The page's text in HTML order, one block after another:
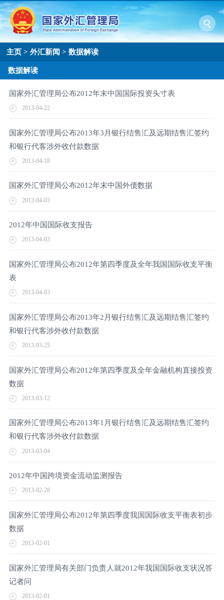
主页 >外汇新闻 >数据解读
数据解读
国家外汇管理局公布2012年末中国国际投资头寸表
2013-04-22
国家外汇管理局公布2013年3月银行结售汇及远期结售汇签约
和银行代客涉外收付款数据
2013-04-18
国家外汇管理局公布2012年末中国外债数据
2013-04-03
2012年中国国际收支报告
2013-04-03
国家外汇管理局公布2012年第四季度及全年我国国际收支平衡
表
2013-04-03
国家外汇管理局公布2013年2月银行结售汇及远期结售汇签约
和银行代客涉外收付款数据
2013-03-25
国家外汇管理局公布2012年第四季度及全年金融机构直接投资
数据
2013-03-12
国家外汇管理局公布2013年1月银行结售汇及远期结售汇签约
和银行代客涉外收付款数据
2013-03-04
2012年中国跨境资金流动监测报告
2013-02-28
国家外汇管理局公布2012年第四季度我国国际收支平衡表初步
数据
2013-02-01
国家外汇管理局有关部门负责人就2012年我国国际收支状况答
记者问
2013-02-01